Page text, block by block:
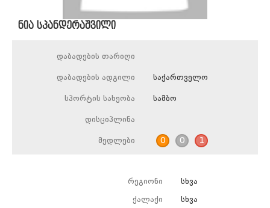
ნია სპანდერაშვილი
დაბადების თარიღი
დაბადების ადგილი საქართველო
სპორტის სახეობა სამბო
დისციპლინა
მედლები 0 0 1
რეგიონი სხვა
ქალაქი სხვა